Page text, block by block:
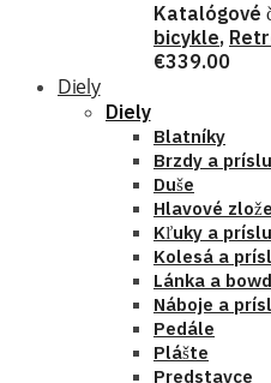
Katalógové
bicykle,
€339.00
Diely
Diely
Blatníky
Brzdy a
Duše
Hlavové
Kľuky a
Kolesá a
Lánka a
Náboje a
Pedále
Plášte
Predstavce